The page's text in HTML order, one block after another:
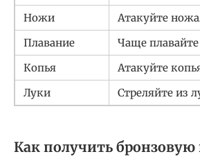
Ножи
Атакуйте
Плавание
Чаще плавайте
Копья
Атакуйте
Луки
Стреляйте из
Как получить бронзовую